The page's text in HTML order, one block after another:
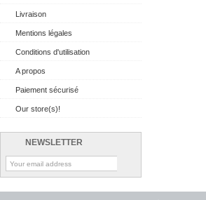
Livraison
Mentions légales
Conditions d'utilisation
A propos
Paiement sécurisé
Our store(s)!
NEWSLETTER